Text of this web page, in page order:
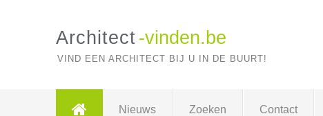
Architect -vinden.be
VIND EEN ARCHITECT BIJ U IN DE BUURT!
Nieuws Zoeken Contact